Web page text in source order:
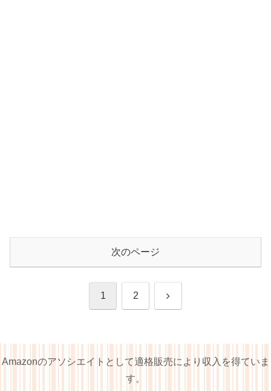
次のページ
1 2 次
Amazonのアソシエイトとして適格販売により収入を得ていま
す。